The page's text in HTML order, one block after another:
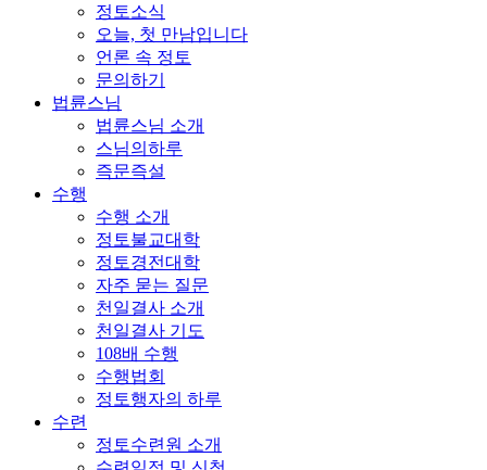
정토소식
오늘, 첫 만남입니다
언론 속 정토
문의하기
법륜스님
법륜스님 소개
스님의하루
즉문즉설
수행
수행 소개
정토불교대학
정토경전대학
자주 묻는 질문
천일결사 소개
천일결사 기도
108배 수행
수행법회
정토행자의 하루
수련
정토수련원 소개